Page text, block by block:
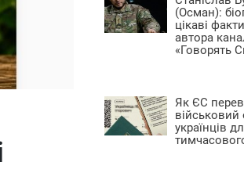
(Осман):
цікаві
автора
«Говорять
Як ЄС
військовий
українців